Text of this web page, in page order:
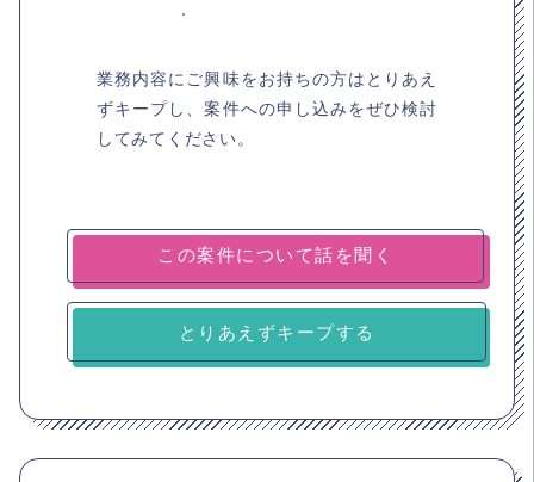
業務内容にご興味をお持ちの方はとりあえ
ずキープし、案件への申し込みをぜひ検討
してみてください。
とりあえずキープする